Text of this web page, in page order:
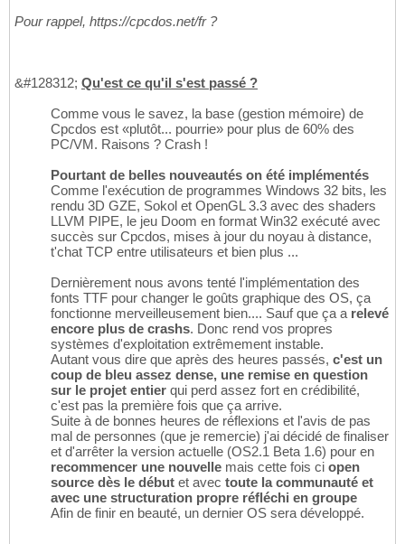
Pour rappel, https://cpcdos.net/fr ?
&#128312; Qu'est ce qu'il s'est passé ?
Comme vous le savez, la base (gestion mémoire) de
Cpcdos est «plutôt... pourrie» pour plus de 60% des
PC/VM. Raisons ? Crash !
Pourtant de belles nouveautés on été implémentés
Comme l'exécution de programmes Windows 32 bits, les
rendu 3D GZE, Sokol et OpenGL 3.3 avec des shaders
LLVM PIPE, le jeu Doom en format Win32 exécuté avec
succès sur Cpcdos, mises à jour du noyau à distance,
t'chat TCP entre utilisateurs et bien plus ...
Dernièrement nous avons tenté l'implémentation des
fonts TTF pour changer le goûts graphique des OS, ça
fonctionne merveilleusement bien.... Sauf que ça a relevé
encore plus de crashs. Donc rend vos propres
systèmes d'exploitation extrêmement instable.
Autant vous dire que après des heures passés, c'est un
coup de bleu assez dense, une remise en question
sur le projet entier qui perd assez fort en crédibilité,
c'est pas la première fois que ça arrive.
Suite à de bonnes heures de réflexions et l'avis de pas
mal de personnes (que je remercie) j'ai décidé de finaliser
et d'arrêter la version actuelle (OS2.1 Beta 1.6) pour en
recommencer une nouvelle mais cette fois ci open
source dès le début et avec toute la communauté et
avec une structuration propre réfléchi en groupe
Afin de finir en beauté, un dernier OS sera développé.